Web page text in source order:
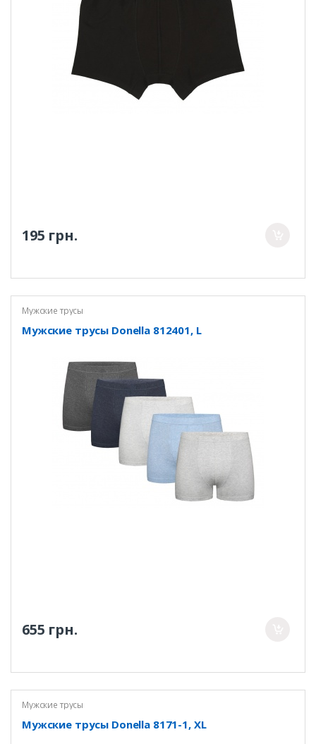
195 грн.
Мужские трусы
Мужские трусы Donella 812401, L
655 грн.
Мужские трусы
Мужские трусы Donella 8171-1, XL